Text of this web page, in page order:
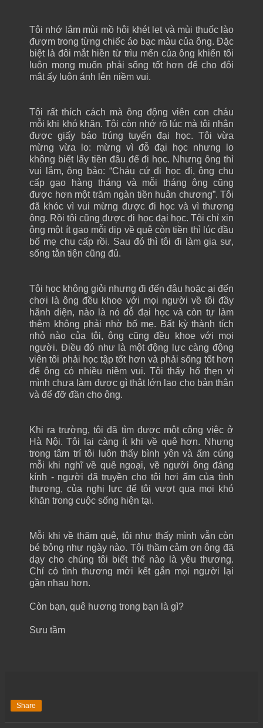
Tôi nhớ lắm mùi mồ hôi khét lẹt và mùi thuốc lào
đượm trong từng chiếc áo bạc màu của ông. Đặc
biệt là đôi mắt hiền từ trìu mến của ông khiến tôi
luôn mong muốn phải sống tốt hơn để cho đôi
mắt ấy luôn ánh lên niềm vui.
Tôi rất thích cách mà ông động viên con cháu
mỗi khi khó khăn. Tôi còn nhớ rõ lúc mà tôi nhận
được giấy báo trúng tuyển đại học. Tôi vừa
mừng vừa lo: mừng vì đỗ đại học nhưng lo
không biết lấy tiền đâu để đi học. Nhưng ông thì
vui lắm, ông bảo: “Cháu cứ đi học đi, ông chu
cấp gạo hàng tháng và mỗi tháng ông cũng
được hơn một trăm ngàn tiền huân chương”. Tôi
đã khóc vì vui mừng được đi học và vì thương
ông. Rồi tôi cũng được đi học đại học. Tôi chỉ xin
ông một ít gạo mỗi dịp về quê còn tiền thì lúc đầu
bố mẹ chu cấp rồi. Sau đó thì tôi đi làm gia sư,
sống tằn tiện cũng đủ.
Tôi học không giỏi nhưng đi đến đâu hoặc ai đến
chơi là ông đều khoe với mọi người về tôi đầy
hãnh diện, nào là nó đỗ đại học và còn tự làm
thêm không phải nhờ bố mẹ. Bất kỳ thành tích
nhỏ nào của tôi, ông cũng đều khoe với mọi
người. Điều đó như là một động lực càng động
viên tôi phải học tập tốt hơn và phải sống tốt hơn
để ông có nhiều niềm vui. Tôi thấy hổ thẹn vì
mình chưa làm được gì thật lớn lao cho bản thân
và để đỡ đần cho ông.
Khi ra trường, tôi đã tìm được một công việc ở
Hà Nội. Tôi lại càng ít khi về quê hơn. Nhưng
trong tâm trí tôi luôn thấy bình yên và ấm cúng
mỗi khi nghĩ về quê ngoại, về người ông đáng
kính - người đã truyền cho tôi hơi ấm của tình
thương, của nghị lực để tôi vượt qua mọi khó
khăn trong cuộc sống hiện tại.
Mỗi khi về thăm quê, tôi như thấy mình vẫn còn
bé bỏng như ngày nào. Tôi thầm cảm ơn ông đã
dạy cho chúng tôi biết thế nào là yêu thương.
Chỉ có tình thương mới kết gắn mọi người lại
gần nhau hơn.
Còn bạn, quê hương trong bạn là gì?
Sưu tầm
Share